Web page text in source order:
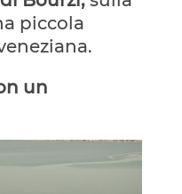
piccola
un